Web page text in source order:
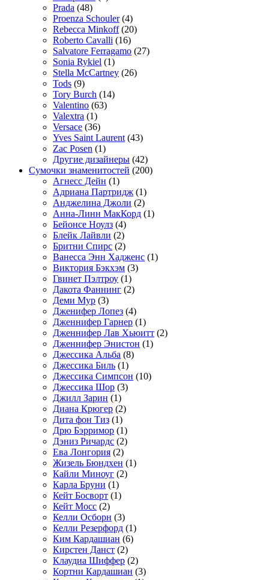
Prada (48)
Proenza Schouler(4)
Rebecca Minkoff(20)
Roberto Cavalli (16)
Salvatore Ferragamo (27)
Sonia Rykiel (1)
Stella McCartney (26)
Tods (9)
Tory Burch (14)
Valentino (63)
Valextra (1)
Versace (36)
Yves Saint Laurent (43)
Zac Posen (1)
Другие дизайнеры (42)
Сумочки знаменитостей (200)
Агнесс Дейн (1)
Адриана Партридж (1)
Анджелина Джоли (2)
Анна-Линн МакКорд (1)
Бейонсе Ноулз (4)
Блейк Лайвли (2)
Бритни Спирс (2)
Ванесса Энн Хадженс (1)
Виктория Бэкхэм (3)
Гвинет Пэлтроу (1)
Дакота Фаннинг (2)
Деми Мур (3)
Дженифер Лопез (4)
Дженнифер Гарнер (1)
Дженнифер Лав Хьюитт (2)
Дженнифер Энистон (1)
Джессика Альба (8)
Джессика Биль (1)
Джессика Симпсон (10)
Джессика Шор (3)
Джилл Зарин (1)
Диана Крюгер (2)
Дита фон Тиз (1)
Дрю Бэрримор (1)
Дэниз Ричардс (2)
Ева Лонгория (2)
Жизель Бюндхен (1)
Кайли Миноуг (2)
Карла Бруни (1)
Кейт Босворт (1)
Кейт Мосс (2)
Келли Осборн (3)
Келли Резерфорд (1)
Ким Кардашиан (6)
Кирстен Данст (2)
Клаудиа Шиффер (2)
Кортни Кардашиан (3)